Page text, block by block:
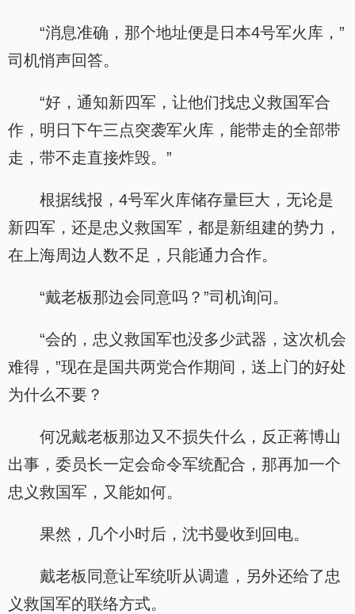
“消息准确，那个地址便是日本4号军火库，”
司机悄声回答。
“好，通知新四军，让他们找忠义救国军合
作，明日下午三点突袭军火库，能带走的全部带
走，带不走直接炸毁。”
根据线报，4号军火库储存量巨大，无论是
新四军，还是忠义救国军，都是新组建的势力，
在上海周边人数不足，只能通力合作。
“戴老板那边会同意吗？”司机询问。
“会的，忠义救国军也没多少武器，这次机会
难得，”现在是国共两党合作期间，送上门的好处
为什么不要？
何况戴老板那边又不损失什么，反正蒋博山
出事，委员长一定会命令军统配合，那再加一个
忠义救国军，又能如何。
果然，几个小时后，沈书曼收到回电。
戴老板同意让军统听从调遣，另外还给了忠
义救国军的联络方式。